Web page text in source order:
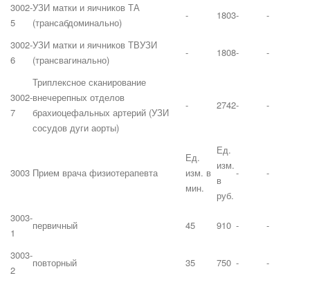
3002-
5
УЗИ матки и яичников ТА
(трансабдоминально)
- 1803- -
3002-
6
УЗИ матки и яичников ТВУЗИ
(трансвагинально)
- 1808- -
3002-
7
Триплексное сканирование
внечерепных отделов
брахиоцефальных артерий (УЗИ
сосудов дуги аорты)
- 2742- -
3003 Прием врача физиотерапевта
Ед.
изм. в
мин.
Ед.
изм.
в
руб.
- -
3003-
1
первичный 45 910 - -
3003-
2
повторный 35 750 - -